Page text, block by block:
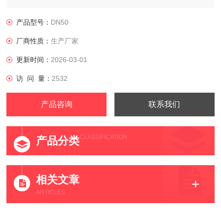
产品型号： DN50
厂商性质：生产厂家
更新时间： 2026-03-01
访 问 量： 2532
产品咨询 联系我们
产品分类CLASSIFICATION
相关文章
ARTICLES